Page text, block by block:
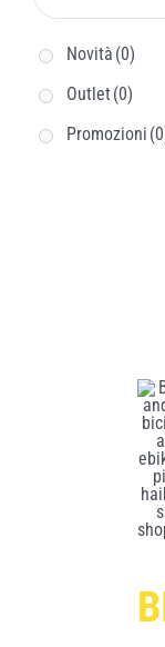
Novità (0)
Outlet (0)
Promozioni